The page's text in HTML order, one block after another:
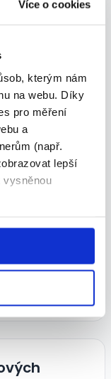
Více o cookies
kterým nám
na webu. Díky
pro měření
a
(např.
lepší